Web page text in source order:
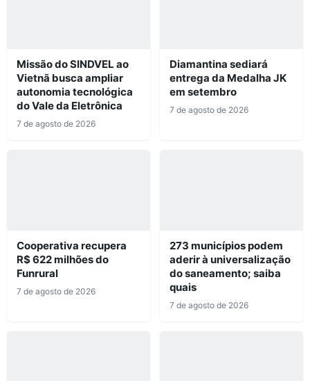
Missão do SINDVEL ao
Vietnã busca ampliar
autonomia tecnológica
do Vale da Eletrônica
7 de agosto de 2026
Diamantina sediará
entrega da Medalha JK
em setembro
7 de agosto de 2026
Cooperativa recupera
R$ 622 milhões do
Funrural
7 de agosto de 2026
273 municípios podem
aderir à universalização
do saneamento; saiba
quais
7 de agosto de 2026